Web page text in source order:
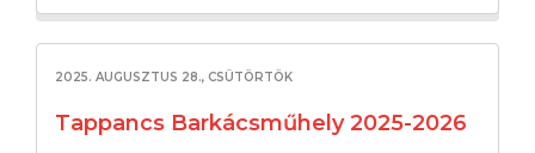
2025. AUGUSZTUS 28., CSÜTÖRTÖK
Tappancs Barkácsműhely 2025-2026